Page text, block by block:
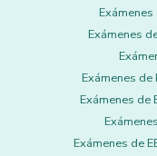
Exámenes
Exámenes de
Exámenes de
Exámenes de